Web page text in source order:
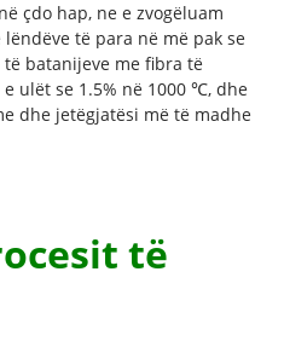
çdo hap, ne e zvogëluam
të para në më pak se
batanijeve me fibra të
e ulët se 1.5% në 1000 ℃, dhe
dhe jetëgjatësi më të madhe
të